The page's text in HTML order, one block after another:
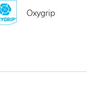
Oxygrip